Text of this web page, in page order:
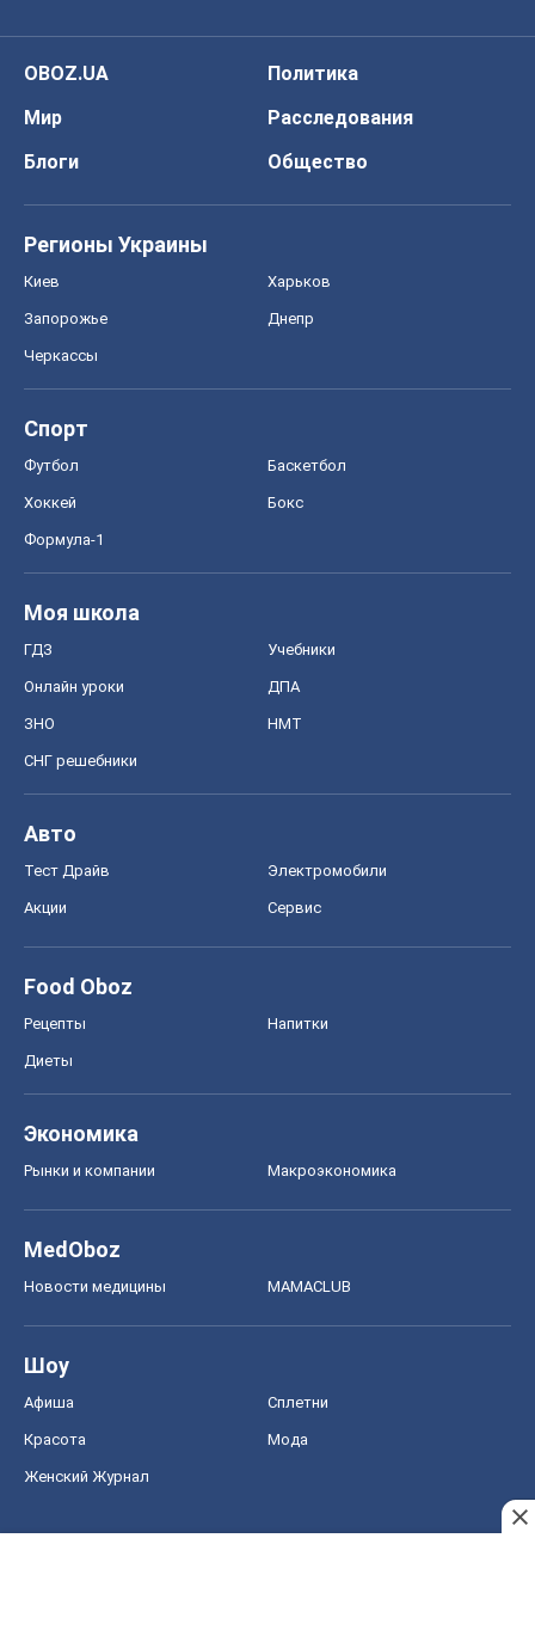
OBOZ.UA
Политика
Мир
Расследования
Блоги
Общество
Регионы Украины
Киев Харьков
Запорожье Днепр
Черкассы
Спорт
Футбол Баскетбол
Хоккей Бокс
Формула-1
Моя школа
ГДЗ Учебники
Онлайн уроки ДПА
ЗНО НМТ
СНГ решебники
Авто
Тест Драйв Электромобили
Акции Сервис
Food Oboz
Рецепты Напитки
Диеты
Экономика
Рынки и компании Mакроэкономика
MedOboz
Новости медицины MAMACLUB
Шоу
Афиша Сплетни
Красота Мода
Женский Журнал